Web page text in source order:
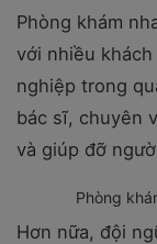
Phòng khám
với nhiều
nghiệp trong
bác sĩ, chuyên
và giúp đỡ
Phòng
Hơn nữa, đội